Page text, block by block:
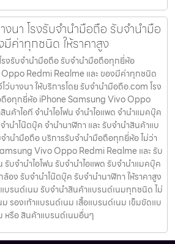
งนา โรงรับจำนำมือถือ รับจำนำมือ
ค่าทุกชนิด ให้ราคาสูง
รงรับจำนำมือถือ รับจำนำมือถือทุกยี่ห้อ
Redmi Realme และ ของมีค่าทุกชนิด
ว่บางนา ให้บริการโดย รับจํานํามือถือ.com โรง
อทุกยี่ห้อ iPhone Samsung Vivo Oppo
ค้าไอที จำนำไอโฟน จำนำไอแพด จำนำแมคบุ๊ค
ำนำโน๊ตบุ๊ค จำนำนาฬิกา และ รับจำนำสินค้าแบ
จำนำมือถือ บริการรับจำนำมือถือทุกยี่ห้อ ไม่ว่า
Vivo Oppo Redmi Realme และ รับ
รับจำนำไอโฟน รับจำนำไอแพด รับจำนำแมคบุ๊ค
อง รับจำนำโน๊ตบุ๊ค รับจำนำนาฬิกา ให้ราคาสูง
บรนด์เนม รับจำนำสินค้าแบรนด์เนมทุกชนิด ไม่
ม รองเท้าแบรนด์เนม เสื้อแบรนด์เนม เข็มขัดแบ
หรือ สินค้าแบรนด์เนมอื่นๆ